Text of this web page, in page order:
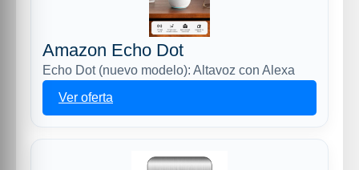
Amazon Echo Dot
Echo Dot (nuevo modelo): Altavoz con Alexa
Ver oferta